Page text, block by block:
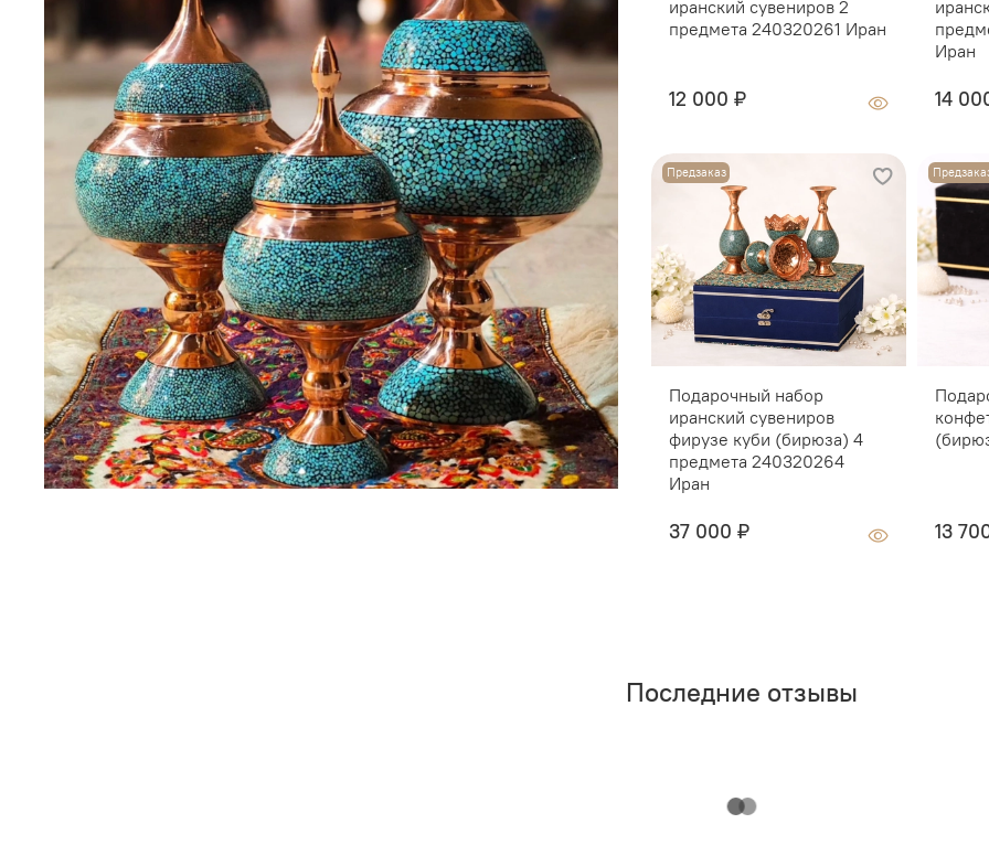
иранский сувениров 2
предмета 240320261 Иран
12 000 ₽
Предзаказ
Подарочный набор
иранский сувениров
фирузе куби (бирюза) 4
предмета 240320264
Иран
37 000 ₽
Иран
14
13
Последние отзывы